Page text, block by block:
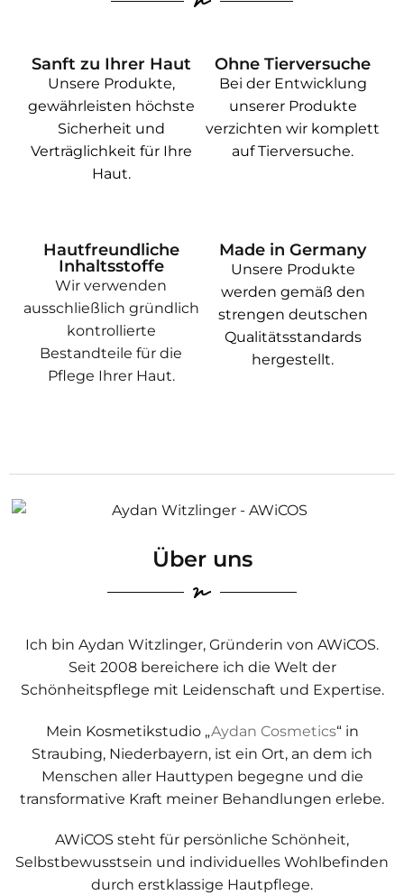
Sanft zu Ihrer Haut
Unsere Produkte,
gewährleisten höchste
Sicherheit und
Verträglichkeit für Ihre
Haut.
Ohne Tierversuche
Bei der Entwicklung
unserer Produkte
verzichten wir komplett
auf Tierversuche.
Hautfreundliche
Inhaltsstoffe
Wir verwenden
ausschließlich gründlich
kontrollierte
Bestandteile für die
Pflege Ihrer Haut.
Made in Germany
Unsere Produkte
werden gemäß den
strengen deutschen
Qualitätsstandards
hergestellt.
Über uns
Ich bin Aydan Witzlinger, Gründerin von AWiCOS.
Seit 2008 bereichere ich die Welt der
Schönheitspflege mit Leidenschaft und Expertise.
Mein Kosmetikstudio „Aydan Cosmetics“ in
Straubing, Niederbayern, ist ein Ort, an dem ich
Menschen aller Hauttypen begegne und die
transformative Kraft meiner Behandlungen erlebe.
AWiCOS steht für persönliche Schönheit,
Selbstbewusstsein und individuelles Wohlbefinden
durch erstklassige Hautpflege.